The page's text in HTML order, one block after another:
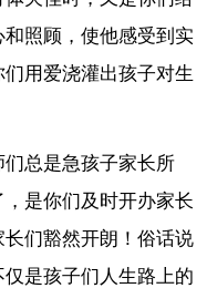
照顾，使他感受到实
用爱浇灌出孩子对生
总是急孩子家长所
是你们及时开办家长
们豁然开朗！俗话说
是孩子们人生路上的